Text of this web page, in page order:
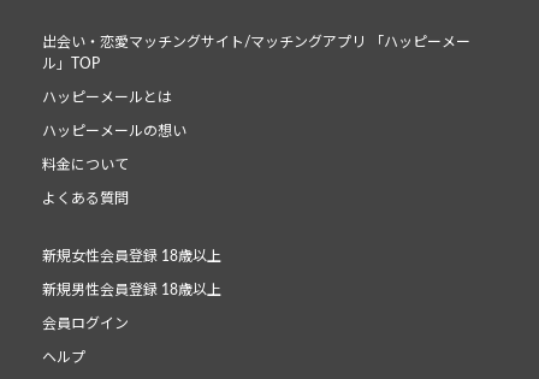
出会い・恋愛マッチングサイト/マッチングアプリ 「ハッピーメー
ル」TOP
ハッピーメールとは
ハッピーメールの想い
料金について
よくある質問
新規女性会員登録 18歳以上
新規男性会員登録 18歳以上
会員ログイン
ヘルプ